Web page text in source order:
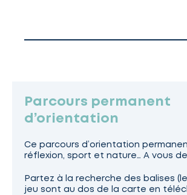
Parcours permanent
d’orientation
Ce parcours d’orientation
réflexion, sport et nature… A vous
Partez à la recherche des balises
jeu sont au dos de la carte en